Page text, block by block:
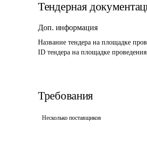
Тендерная
Доп. информация
Название тендера на площадке
ID тендера на площадке
Требования
Несколько поставщиков